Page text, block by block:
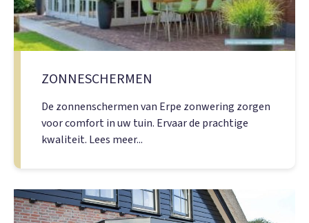
ZONNESCHERMEN
De zonnenschermen van Erpe zonwering zorgen
voor comfort in uw tuin. Ervaar de prachtige
kwaliteit. Lees meer...